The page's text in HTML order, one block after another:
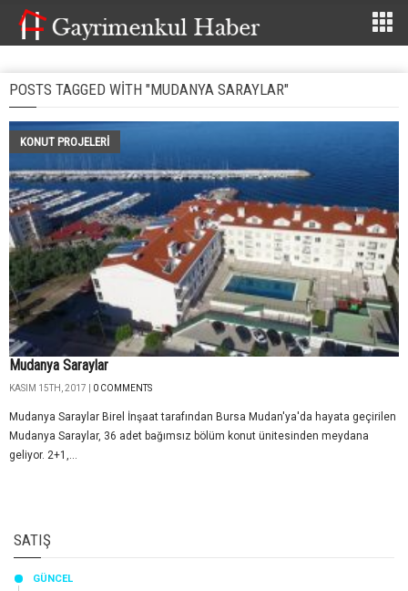
POSTS TAGGED WITH "MUDANYA SARAYLAR"
KONUT PROJELERI
Mudanya Saraylar
KASIM 15TH, 2017 | 0 COMMENTS
Mudanya Saraylar Birel İnşaat tarafından Bursa Mudan'ya'da hayata geçirilen
Mudanya Saraylar, 36 adet bağımsız bölüm konut ünitesinden meydana
geliyor. 2+1,...
SATIŞ
GÜNCEL